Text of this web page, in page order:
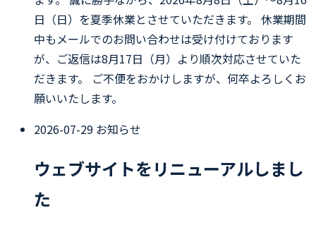
日（日）を夏季休業とさせていただきます。 休業期間
中もメールでのお問い合わせは受け付けております
が、ご返信は8月17日（月）より順次対応させていた
だきます。 ご不便をおかけしますが、何卒よろしくお
願いいたします。
2026-07-29 お知らせ
ウェブサイトをリニューアルしまし
た